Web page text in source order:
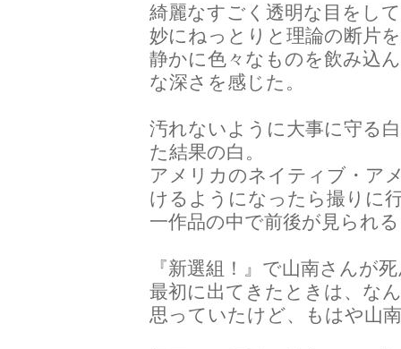
綺麗なすごく透明な目をし
妙にねっとりと理論の断片
静かに色々なものを飲み込
な深さを感じた。
汚れないように大事に守る
た結果の白。
アメリカのネイティブ・ア
けるようになったら撮りに
一作品の中で前後が見られ
『新選組！』で山南さんが
最初に出てきたときは、な
思っていたけど、もはや山